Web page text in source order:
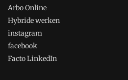
Arbo Online
Hybride werken
instagram
facebook
Facto LinkedIn